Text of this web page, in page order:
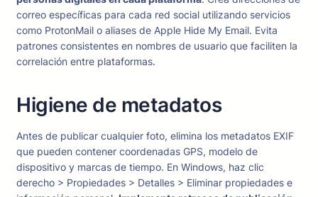
correo específicas para cada red social utilizando servicios
como ProtonMail o aliases de Apple Hide My Email. Evita
patrones consistentes en nombres de usuario que faciliten la
correlación entre plataformas.
Higiene de metadatos
Antes de publicar cualquier foto, elimina los metadatos EXIF
que pueden contener coordenadas GPS, modelo de
dispositivo y marcas de tiempo. En Windows, haz clic
derecho > Propiedades > Detalles > Eliminar propiedades e